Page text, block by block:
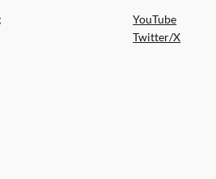
YouTube
Twitter/X